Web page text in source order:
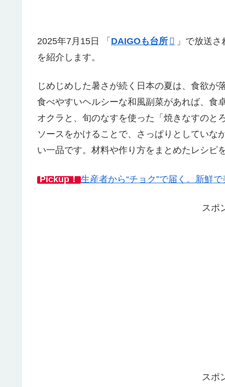
2025年7月15日 「 DAIGOも台所
」で放送さ
を紹介します。
じめじめした暑さが続く日本の夏は、食欲
食べやすいヘルシーな和風副菜があれば、食
オクラと、旬のなすを使った「焼きなすのと
ソースをかけることで、さっぱりとしていな
い一品です。材料や作り方をまとめたレシピ
Pickup！ 生産者から“チョク”で届く。新鮮
スポ
スポ